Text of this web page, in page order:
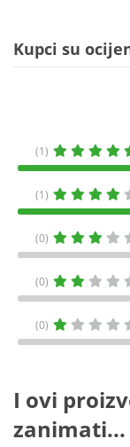
Kupci su
(1)
(1)
(0)
(0)
(0)
I ovi
zanimati...